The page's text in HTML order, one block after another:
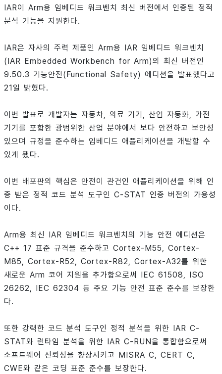
IAR이 Arm용 임베디드 워크벤치 최신 버전에서 인증된 정적
분석 기능을 지원한다.
IAR은 자사의 주력 제품인 Arm용 IAR 임베디드 워크벤치
(IAR Embedded Workbench for Arm)의 최신 버전인
9.50.3 기능안전(Functional Safety) 에디션을 발표했다고
21일 밝혔다.
이번 발표로 개발자는 자동차, 의료 기기, 산업 자동화, 가전
기기를 포함한 광범위한 산업 분야에서 보다 안전하고 보안성
있으며 규정을 준수하는 임베디드 애플리케이션을 개발할 수
있게 됐다.
이번 배포판의 핵심은 안전이 관건인 애플리케이션을 위해 인
증 받은 정적 코드 분석 도구인 C-STAT 인증 버전의 가용성
이다.
Arm용 최신 IAR 임베디드 워크벤치의 기능 안전 에디션은
C++ 17 표준 규격을 준수하고 Cortex-M55, Cortex-
M85, Cortex-R52, Cortex-R82, Cortex-A32를 위한
새로운 Arm 코어 지원을 추가함으로써 IEC 61508, ISO
26262, IEC 62304 등 주요 기능 안전 표준 준수를 보장한
다.
또한 강력한 코드 분석 도구인 정적 분석을 위한 IAR C-
STAT와 런타임 분석을 위한 IAR C-RUN을 통합함으로써
소프트웨어 신뢰성을 향상시키고 MISRA C, CERT C,
CWE와 같은 코딩 표준 준수를 보장한다.